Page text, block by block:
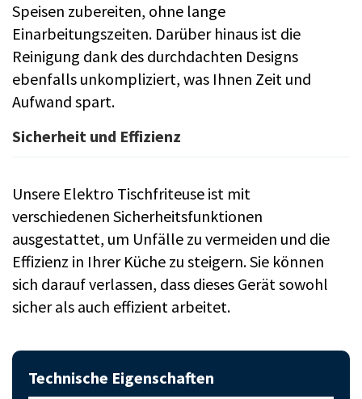
Speisen zubereiten, ohne lange
Einarbeitungszeiten. Darüber hinaus ist die
Reinigung dank des durchdachten Designs
ebenfalls unkompliziert, was Ihnen Zeit und
Aufwand spart.
Sicherheit und Effizienz
Unsere Elektro Tischfriteuse ist mit
verschiedenen Sicherheitsfunktionen
ausgestattet, um Unfälle zu vermeiden und die
Effizienz in Ihrer Küche zu steigern. Sie können
sich darauf verlassen, dass dieses Gerät sowohl
sicher als auch effizient arbeitet.
Technische Eigenschaften